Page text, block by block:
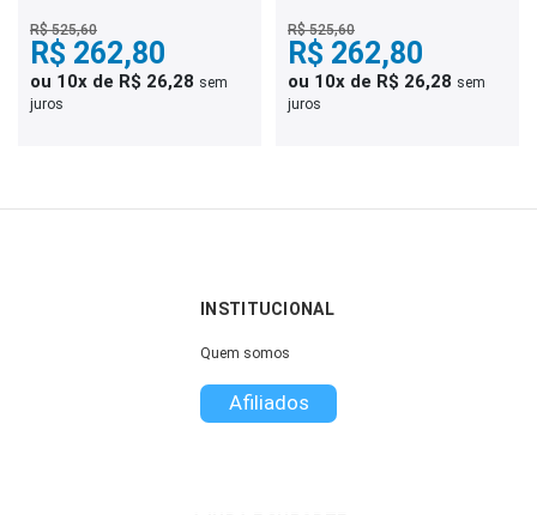
R$ 525,60
R$ 262,80
ou 10x de R$ 26,28 sem
juros
Anos Iniciais do Ensino
Fundamental
R$ 525,60
R$ 262,80
ou 10x de R$ 26,28 sem
juros
INSTITUCIONAL
Quem somos
Afiliados